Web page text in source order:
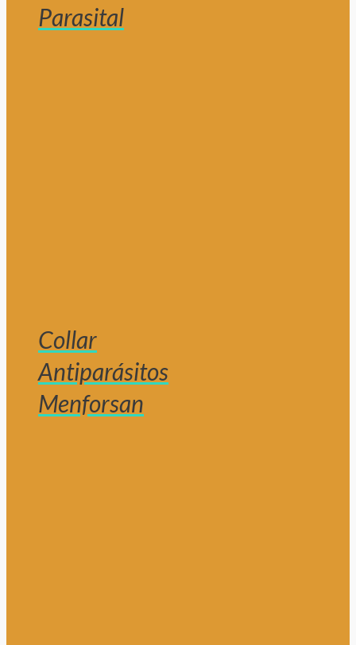
Parasital
Collar
Antiparásitos
Menforsan